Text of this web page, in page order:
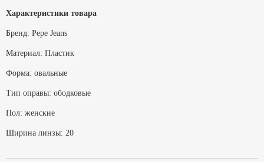
Характеристики товара
Бренд: Pepe Jeans
Материал: Пластик
Форма: овальные
Тип оправы: ободковые
Пол: женские
Ширина линзы: 20